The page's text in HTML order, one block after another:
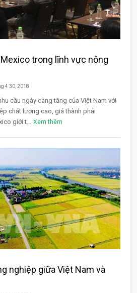
trong lĩnh vực nông
4 30, 2018
cầu ngày càng tăng của Việt Nam với
chất lượng cao, giá thành phải
giới t... Xem thêm
nghiệp giữa Việt Nam và